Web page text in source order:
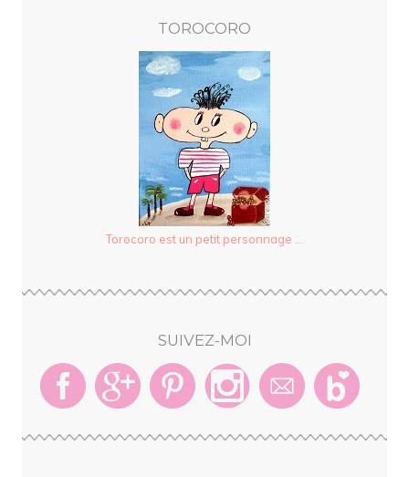
TOROCORO
Torocoro est un petit personnage ...
SUIVEZ-MOI